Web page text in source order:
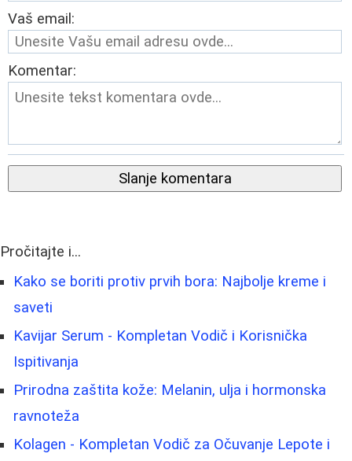
Vaš email:
Komentar:
Slanje komentara
Pročitajte i...
Kako se boriti protiv prvih bora: Najbolje kreme i
saveti
Kavijar Serum - Kompletan Vodič i Korisnička
Ispitivanja
Prirodna zaštita kože: Melanin, ulja i hormonska
ravnoteža
Kolagen - Kompletan Vodič za Očuvanje Lepote i